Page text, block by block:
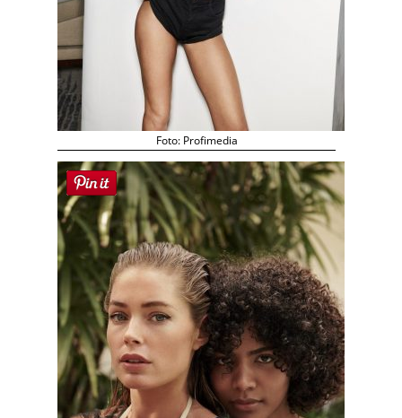
Foto: Profimedia